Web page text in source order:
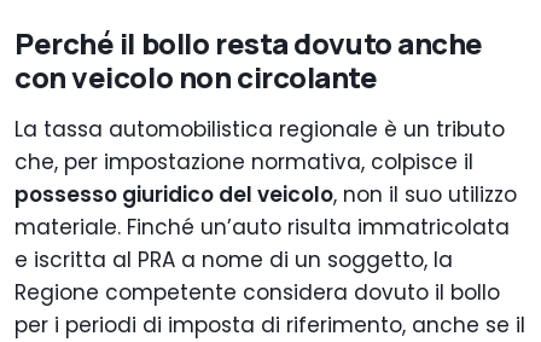
Perché il bollo resta dovuto anche
con veicolo non circolante
La tassa automobilistica regionale è un tributo
che, per impostazione normativa, colpisce il
possesso giuridico del veicolo, non il suo utilizzo
materiale. Finché un’auto risulta immatricolata
e iscritta al PRA a nome di un soggetto, la
Regione competente considera dovuto il bollo
per i periodi di imposta di riferimento, anche se il